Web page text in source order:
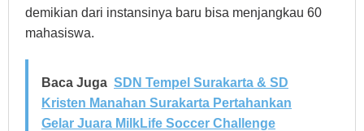
demikian dari instansinya baru bisa menjangkau 60
mahasiswa.
Baca Juga SDN Tempel Surakarta & SD
Kristen Manahan Surakarta Pertahankan
Gelar Juara MilkLife Soccer Challenge